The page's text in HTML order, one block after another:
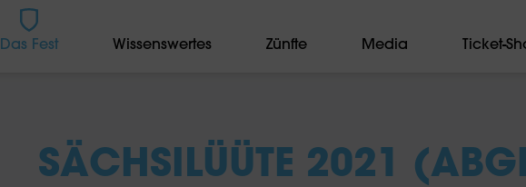
Das Fest Wissenswertes Zünfte Media Ticket-
SÄCHSILÜÜTE 2021